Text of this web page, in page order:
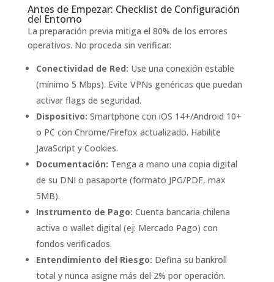
Antes de Empezar: Checklist de Configuración
del Entorno
La preparación previa mitiga el 80% de los errores
operativos. No proceda sin verificar:
Conectividad de Red: Use una conexión estable
(mínimo 5 Mbps). Evite VPNs genéricas que puedan
activar flags de seguridad.
Dispositivo: Smartphone con iOS 14+/Android 10+
o PC con Chrome/Firefox actualizado. Habilite
JavaScript y Cookies.
Documentación: Tenga a mano una copia digital
de su DNI o pasaporte (formato JPG/PDF, max
5MB).
Instrumento de Pago: Cuenta bancaria chilena
activa o wallet digital (ej: Mercado Pago) con
fondos verificados.
Entendimiento del Riesgo: Defina su bankroll
total y nunca asigne más del 2% por operación.